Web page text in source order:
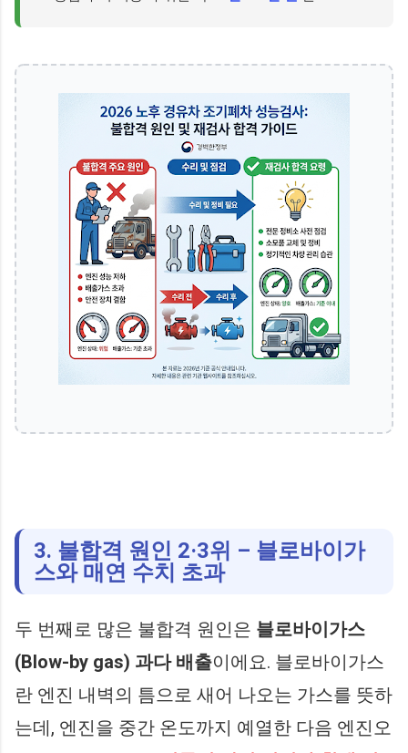
3. 불합격 원인 2·3위 – 블로바이가
스와 매연 수치 초과
두 번째로 많은 불합격 원인은 블로바이가스
(Blow-by gas) 과다 배출이에요. 블로바이가스
란 엔진 내벽의 틈으로 새어 나오는 가스를 뜻하
는데, 엔진을 중간 온도까지 예열한 다음 엔진오